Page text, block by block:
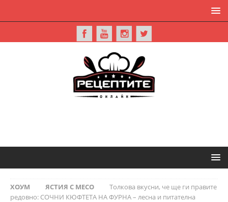
ХОУМ ЯСТИЯ С МЕСО
Толкова вкусни, че ще ги правите
редовно: СОЧНИ КЮФТЕТА НА ФУРНА – лесна и питателна